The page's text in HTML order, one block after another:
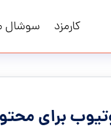
کارمزد سوشال
برای